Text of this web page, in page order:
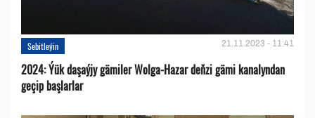
Sebitleýin 21.11.2023 - 11:41
2024: Ýük daşaýjy gämiler Wolga-Hazar deňzi gämi kanalyndan
geçip başlarlar